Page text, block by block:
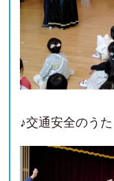
♪交通安全のうた